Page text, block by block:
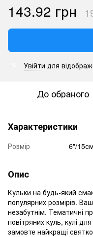
143.92 грн
Увійти для
До обраного
Характеристики
Розмір 6"/
Опис
Кульки на будь-який
популярних розмірів.
незабутнім. Тематичні
повітряних куль, кулі
замовте найкращі